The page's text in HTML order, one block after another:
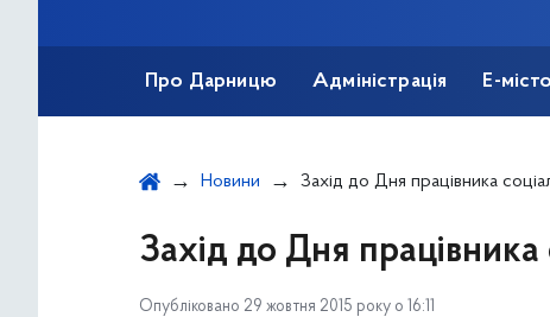
Про Дарницю Адміністрація Е-місто
Новини Захід до Дня працівника
Захід до Дня працівника
Опубліковано 29 жовтня 2015 року о 16:11